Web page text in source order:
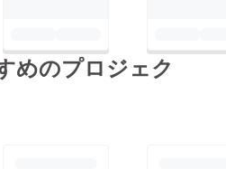
めのプロジェク